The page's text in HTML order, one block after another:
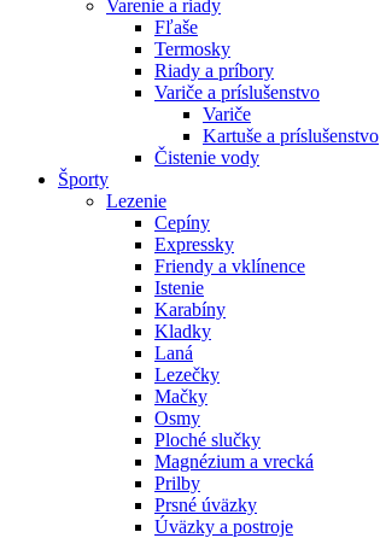
Varenie a riady
Fľaše
Termosky
Riady a príbory
Variče a príslušenstvo
Variče
Kartuše a príslušenstvo
Čistenie vody
Športy
Lezenie
Cepíny
Expressky
Friendy a vklínence
Istenie
Karabíny
Kladky
Laná
Lezečky
Mačky
Osmy
Ploché slučky
Magnézium a vrecká
Prilby
Prsné úväzky
Úväzky a postroje